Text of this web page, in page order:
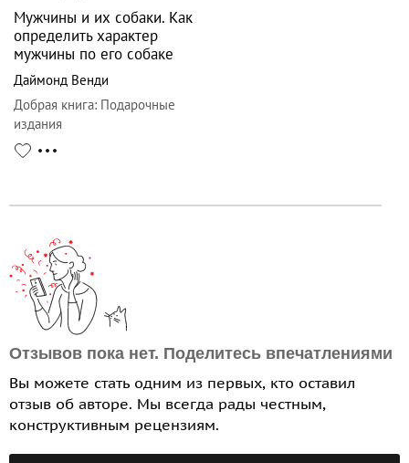
Мужчины и их собаки. Как
определить характер
мужчины по его собаке
Даймонд Венди
Добрая книга: Подарочные
издания
Отзывов пока нет. Поделитесь впечатлениями
Вы можете стать одним из первых, кто оставил
отзыв об авторе. Мы всегда рады честным,
конструктивным рецензиям.